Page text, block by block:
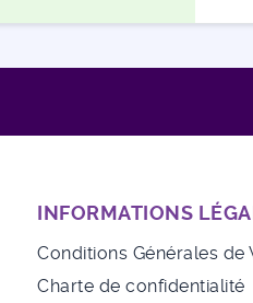
INFORMATIONS
Conditions Générales de
Charte de confidentialité